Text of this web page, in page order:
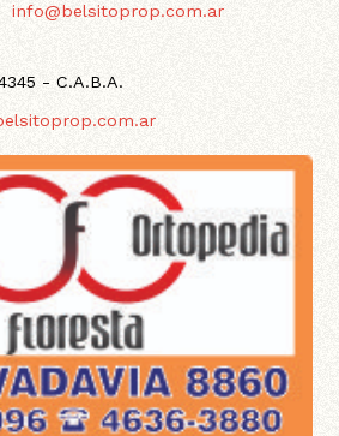
info@belsitoprop.com.ar
- C.A.B.A.